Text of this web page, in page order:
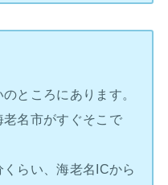
ところにあります。
名市がすぐそこで
らい、海老名ICから